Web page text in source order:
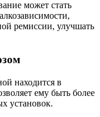
может стать
ремиссии, улучшать
находится в
ему быть более
установок.